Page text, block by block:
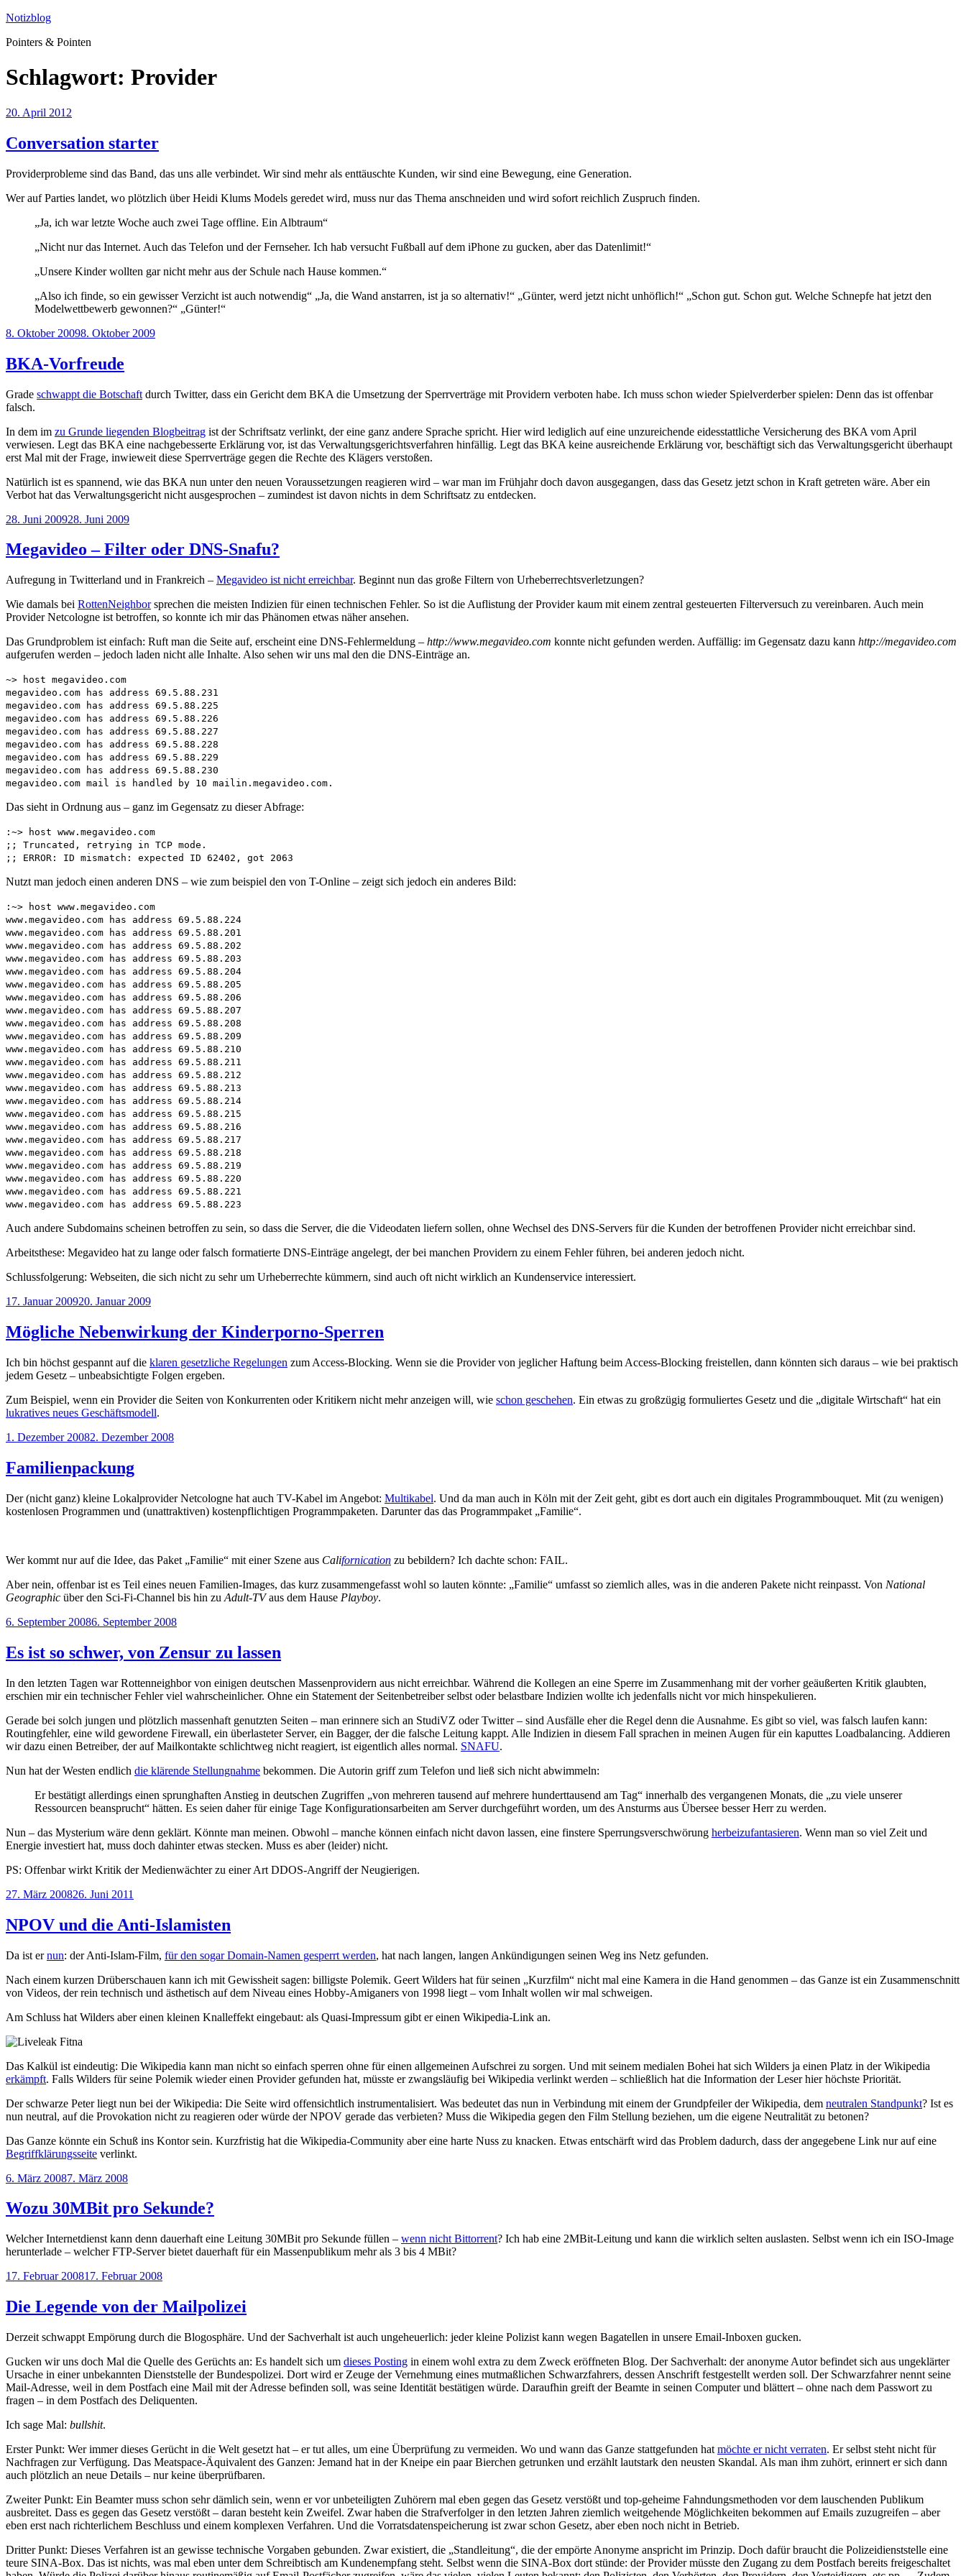
Zum
springen
Notizblog
Pointers & Pointen
Schlagwort: Provider
Veröffentlicht
20. April 2012
Conversation starter
Providerprobleme sind das Band, das uns alle verbindet. Wir sind mehr als enttäuschte Kunden, wir sind eine Bewegung, eine Generation.
Wer auf Parties landet, wo plötzlich über Heidi Klums Models geredet wird, muss nur das Thema anschneiden und wird sofort reichlich Zuspruch finden.
„Ja, ich war letzte Woche auch zwei Tage offline. Ein Albtraum“
„Nicht nur das Internet. Auch das Telefon und der Fernseher. Ich hab versucht Fußball auf dem iPhone zu gucken, aber das Datenlimit!“
„Unsere Kinder wollten gar nicht mehr aus der Schule nach Hause kommen.“
„Also ich finde, so ein gewisser Verzicht ist auch notwendig“ „Ja, die Wand anstarren, ist ja so alternativ!“ „Günter, werd jetzt nicht unhöflich!“ „Schon gut. Schon gut. Welche Schnepfe hat jetzt den
Modelwettbewerb gewonnen?“ „Günter!“
Veröffentlicht
8. Oktober 20098. Oktober 2009
BKA-Vorfreude
Grade schwappt die Botschaft durch Twitter, dass ein Gericht dem BKA die Umsetzung der Sperrverträge mit Providern verboten habe. Ich muss schon wieder Spielverderber spielen: Denn das ist offenbar
falsch.
In dem im zu Grunde liegenden Blogbeitrag ist der Schriftsatz verlinkt, der eine ganz andere Sprache spricht. Hier wird lediglich auf eine unzureichende eidesstattliche Versicherung des BKA vom April
verwiesen. Legt das BKA eine nachgebesserte Erklärung vor, ist das Verwaltungsgerichtsverfahren hinfällig. Legt das BKA keine ausreichende Erklärung vor, beschäftigt sich das Verwaltungsgericht überhaupt
erst Mal mit der Frage, inwieweit diese Sperrverträge gegen die Rechte des Klägers verstoßen.
Natürlich ist es spannend, wie das BKA nun unter den neuen Voraussetzungen reagieren wird – war man im Frühjahr doch davon ausgegangen, dass das Gesetz jetzt schon in Kraft getreten wäre. Aber ein
Verbot hat das Verwaltungsgericht nicht ausgesprochen – zumindest ist davon nichts in dem Schriftsatz zu entdecken.
Veröffentlicht
28. Juni 200928. Juni 2009
Megavideo – Filter oder DNS-Snafu?
Aufregung in Twitterland und in Frankreich – Megavideo ist nicht erreichbar. Beginnt nun das große Filtern von Urheberrechtsverletzungen?
Wie damals bei RottenNeighborsprechen die meisten Indizien für einen technischen Fehler. So ist die Auflistung der Provider kaum mit einem zentral gesteuerten Filterversuch zu vereinbaren. Auch mein
Provider Netcologne ist betroffen, so konnte ich mir das Phänomen etwas näher ansehen.
Das Grundproblem ist einfach: Ruft man die Seite auf, erscheint eine DNS-Fehlermeldung – http://www.megavideo.com konnte nicht gefunden werden. Auffällig: im Gegensatz dazu kann http://megavideo.com
aufgerufen werden – jedoch laden nicht alle Inhalte. Also sehen wir uns mal den die DNS-Einträge an.
~> host megavideo.com
megavideo.com has address 69.5.88.231
megavideo.com has address 69.5.88.225
megavideo.com has address 69.5.88.226
megavideo.com has address 69.5.88.227
megavideo.com has address 69.5.88.228
megavideo.com has address 69.5.88.229
megavideo.com has address 69.5.88.230
megavideo.com mail is handled by 10 mailin.megavideo.com.
Das sieht in Ordnung aus – ganz im Gegensatz zu dieser Abfrage:
:~> host www.megavideo.com
;; Truncated, retrying in TCP mode.
;; ERROR: ID mismatch: expected ID 62402, got 2063
Nutzt man jedoch einen anderen DNS – wie zum beispiel den von T-Online – zeigt sich jedoch ein anderes Bild:
:~> host www.megavideo.com
www.megavideo.com has address 69.5.88.224
www.megavideo.com has address 69.5.88.201
www.megavideo.com has address 69.5.88.202
www.megavideo.com has address 69.5.88.203
www.megavideo.com has address 69.5.88.204
www.megavideo.com has address 69.5.88.205
www.megavideo.com has address 69.5.88.206
www.megavideo.com has address 69.5.88.207
www.megavideo.com has address 69.5.88.208
www.megavideo.com has address 69.5.88.209
www.megavideo.com has address 69.5.88.210
www.megavideo.com has address 69.5.88.211
www.megavideo.com has address 69.5.88.212
www.megavideo.com has address 69.5.88.213
www.megavideo.com has address 69.5.88.214
www.megavideo.com has address 69.5.88.215
www.megavideo.com has address 69.5.88.216
www.megavideo.com has address 69.5.88.217
www.megavideo.com has address 69.5.88.218
www.megavideo.com has address 69.5.88.219
www.megavideo.com has address 69.5.88.220
www.megavideo.com has address 69.5.88.221
www.megavideo.com has address 69.5.88.223
Auch andere Subdomains scheinen betroffen zu sein, so dass die Server, die die Videodaten liefern sollen, ohne Wechsel des DNS-Servers für die Kunden der betroffenen Provider nicht erreichbar sind.
Arbeitsthese: Megavideo hat zu lange oder falsch formatierte DNS-Einträge angelegt, der bei manchen Providern zu einem Fehler führen, bei anderen jedoch nicht.
Schlussfolgerung: Webseiten, die sich nicht zu sehr um Urheberrechte kümmern, sind auch oft nicht wirklich an Kundenservice interessiert.
Veröffentlicht
17. Januar 200920. Januar 2009
Mögliche Nebenwirkung der Kinderporno-Sperren
Ich bin höchst gespannt auf die klaren gesetzliche Regelungen zum Access-Blocking. Wenn sie die Provider von jeglicher Haftung beim Access-Blocking freistellen, dann könnten sich daraus – wie bei praktisch
jedem Gesetz – unbeabsichtigte Folgen ergeben.
Zum Beispiel, wenn ein Provider die Seiten von Konkurrenten oder Kritikern nicht mehr anzeigen will, wie schon geschehen. Ein etwas zu großzügig formuliertes Gesetz und die „digitale Wirtschaft“ hat ein
lukratives neues Geschäftsmodell.
Veröffentlicht
1. Dezember 20082. Dezember 2008
Familienpackung
Der (nicht ganz) kleine Lokalprovider Netcologne hat auch TV-Kabel im Angebot: Multikabel. Und da man auch in Köln mit der Zeit geht, gibt es dort auch ein digitales Programmbouquet. Mit (zu wenigen)
kostenlosen Programmen und (unattraktiven) kostenpflichtigen Programmpaketen. Darunter das das Programmpaket „Familie“.
Wer kommt nur auf die Idee, das Paket „Familie“ mit einer Szene aus Californication zu bebildern? Ich dachte schon: FAIL.
Aber nein, offenbar ist es Teil eines neuen Familien-Images, das kurz zusammengefasst wohl so lauten könnte: „Familie“ umfasst so ziemlich alles, was in die anderen Pakete nicht reinpasst. Von National
Geographic über den Sci-Fi-Channel bis hin zu Adult-TVaus dem Hause Playboy.
Veröffentlicht
6. September 20086. September 2008
Es ist so schwer, von Zensur zu lassen
In den letzten Tagen war Rottenneighbor von einigen deutschen Massenprovidern aus nicht erreichbar. Während die Kollegen an eine Sperre im Zusammenhang mit der vorher geäußerten Kritik glaubten,
erschien mir ein technischer Fehler viel wahrscheinlicher. Ohne ein Statement der Seitenbetreiber selbst oder belastbare Indizien wollte ich jedenfalls nicht vor mich hinspekulieren.
Gerade bei solch jungen und plötzlich massenhaft genutzten Seiten – man erinnere sich an StudiVZ oder Twitter – sind Ausfälle eher die Regel denn die Ausnahme. Es gibt so viel, was falsch laufen kann:
Routingfehler, eine wild gewordene Firewall, ein überlasteter Server, ein Bagger, der die falsche Leitung kappt. Alle Indizien in diesem Fall sprachen in meinen Augen für ein kaputtes Loadbalancing. Addieren
wir dazu einen Betreiber, der auf Mailkontakte schlichtweg nicht reagiert, ist eigentlich alles normal. SNAFU.
Nun hat der Westen endlich die klärende Stellungnahme bekommen. Die Autorin griff zum Telefon und ließ sich nicht abwimmeln:
Er bestätigt allerdings einen sprunghaften Anstieg in deutschen Zugriffen „von mehreren tausend auf mehrere hunderttausend am Tag“ innerhalb des vergangenen Monats, die „zu viele unserer
Ressourcen beansprucht“ hätten. Es seien daher für einige Tage Konfigurationsarbeiten am Server durchgeführt worden, um des Ansturms aus Übersee besser Herr zu werden.
Nun – das Mysterium wäre denn geklärt. Könnte man meinen. Obwohl – manche können einfach nicht davon lassen, eine finstere Sperrungsverschwörung herbeizufantasieren. Wenn man so viel Zeit und
Energie investiert hat, muss doch dahinter etwas stecken. Muss es aber (leider) nicht.
PS: Offenbar wirkt Kritik der Medienwächter zu einer Art DDOS-Angriff der Neugierigen.
Veröffentlicht
27. März 200826. Juni 2011
NPOV und die Anti-Islamisten
Da ist ernun: der Anti-Islam-Film, für den sogar Domain-Namen gesperrt werden, hat nach langen, langen Ankündigungen seinen Weg ins Netz gefunden.
Nach einem kurzen Drüberschauen kann ich mit Gewissheit sagen: billigste Polemik. Geert Wilders hat für seinen „Kurzfilm“ nicht mal eine Kamera in die Hand genommen – das Ganze ist ein Zusammenschnitt
von Videos, der rein technisch und ästhetisch auf dem Niveau eines Hobby-Amiganers von 1998 liegt – vom Inhalt wollen wir mal schweigen.
Am Schluss hat Wilders aber einen kleinen Knalleffekt eingebaut: als Quasi-Impressum gibt er einen Wikipedia-Link an.
Das Kalkül ist eindeutig: Die Wikipedia kann man nicht so einfach sperren ohne für einen allgemeinen Aufschrei zu sorgen. Und mit seinem medialen Bohei hat sich Wilders ja einen Platz in der Wikipedia
erkämpft. Falls Wilders für seine Polemik wieder einen Provider gefunden hat, müsste er zwangsläufig bei Wikipedia verlinkt werden – schließlich hat die Information der Leser hier höchste Priorität.
Der schwarze Peter liegt nun bei der Wikipedia: Die Seite wird offensichtlich instrumentalisiert. Was bedeutet das nun in Verbindung mit einem der Grundpfeiler der Wikipedia, dem neutralen Standpunkt? Ist es
nun neutral, auf die Provokation nicht zu reagieren oder würde der NPOV gerade das verbieten? Muss die Wikipedia gegen den Film Stellung beziehen, um die eigene Neutralität zu betonen?
Das Ganze könnte ein Schuß ins Kontor sein. Kurzfristig hat die Wikipedia-Community aber eine harte Nuss zu knacken. Etwas entschärft wird das Problem dadurch, dass der angegebene Link nur auf eine
Begriffklärungsseite verlinkt.
Veröffentlicht
6. März 20087. März 2008
Wozu 30MBit pro Sekunde?
Welcher Internetdienst kann denn dauerhaft eine Leitung 30MBit pro Sekunde füllen – wenn nicht Bittorrent? Ich hab eine 2MBit-Leitung und kann die wirklich selten auslasten. Selbst wenn ich ein ISO-Image
herunterlade – welcher FTP-Server bietet dauerhaft für ein Massenpublikum mehr als 3 bis 4 MBit?
Veröffentlicht
17. Februar 200817. Februar 2008
Die Legende von der Mailpolizei
Derzeit schwappt Empörung durch die Blogosphäre. Und der Sachverhalt ist auch ungeheuerlich: jeder kleine Polizist kann wegen Bagatellen in unsere Email-Inboxen gucken.
Gucken wir uns doch Mal die Quelle des Gerüchts an: Es handelt sich um dieses Posting in einem wohl extra zu dem Zweck eröffneten Blog. Der Sachverhalt: der anonyme Autor befindet sich aus ungeklärter
Ursache in einer unbekannten Dienststelle der Bundespolizei. Dort wird er Zeuge der Vernehmung eines mutmaßlichen Schwarzfahrers, dessen Anschrift festgestellt werden soll. Der Schwarzfahrer nennt seine
Mail-Adresse, weil in dem Postfach eine Mail mit der Adresse befinden soll, was seine Identität bestätigen würde. Daraufhin greift der Beamte in seinen Computer und blättert – ohne nach dem Passwort zu
fragen – in dem Postfach des Deliquenten.
Ich sage Mal: bullshit.
Erster Punkt: Wer immer dieses Gerücht in die Welt gesetzt hat – er tut alles, um eine Überprüfung zu vermeiden. Wo und wann das Ganze stattgefunden hat möchte er nicht verraten. Er selbst steht nicht für
Nachfragen zur Verfügung. Das Meatspace-Äquivalent des Ganzen: Jemand hat in der Kneipe ein paar Bierchen getrunken und erzählt lautstark den neusten Skandal. Als man ihm zuhört, erinnert er sich dann
auch plötzlich an neue Details – nur keine überprüfbaren.
Zweiter Punkt: Ein Beamter muss schon sehr dämlich sein, wenn er vor unbeteiligten Zuhörern mal eben gegen das Gesetz verstößt und top-geheime Fahndungsmethoden vor dem lauschenden Publikum
ausbreitet. Dass es gegen das Gesetz verstößt – daran besteht kein Zweifel. Zwar haben die Strafverfolger in den letzten Jahren ziemlich weitgehende Möglichkeiten bekommen auf Emails zuzugreifen – aber
eben erst nach richterlichem Beschluss und einem komplexen Verfahren. Und die Vorratsdatenspeicherung ist zwar schon Gesetz, aber eben noch nicht in Betrieb.
Dritter Punkt: Dieses Verfahren ist an gewisse technische Vorgaben gebunden. Zwar existiert, die „Standleitung“, die der empörte Anonyme anspricht im Prinzip. Doch dafür braucht die Polizeidienststelle eine
teure SINA-Box. Das ist nichts, was mal eben unter dem Schreibtisch am Kundenempfang steht. Selbst wenn die SINA-Box dort stünde: der Provider müsste den Zugang zu dem Postfach bereits freigeschaltet